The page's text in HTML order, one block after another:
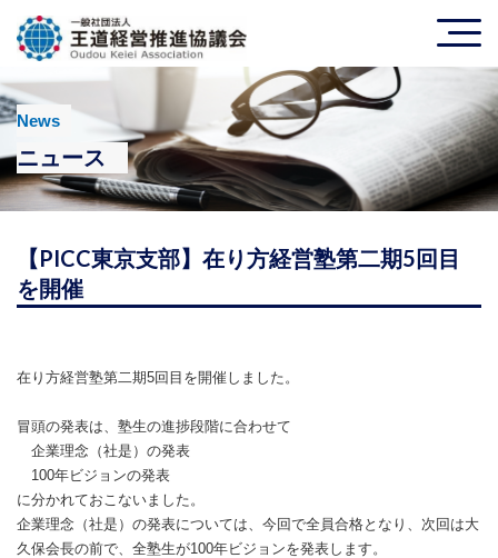
News
ニュース
【PICC東京支部】在り方経営塾第二期5回目
を開催
在り方経営塾第二期5回目を開催しました。
冒頭の発表は、塾生の進捗段階に合わせて
企業理念（社是）の発表
100年ビジョンの発表
に分かれておこないました。
企業理念（社是）の発表については、今回で全員合格となり、次回は大
久保会長の前で、全塾生が100年ビジョンを発表します。